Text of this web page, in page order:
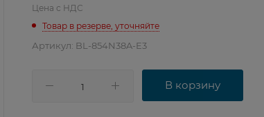
Цена с НДС
Товар в резерве, уточняйте
Артикул: BL-854N38A-E3
В корзину